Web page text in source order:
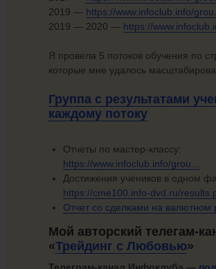
2019 — https://www.infoclub.info/grou...
2019 — 2020 — https://
Я провела 5 потоков обучения по
которые мне удалось
Группа с результатами
каждому потоку
Отчеты по мастер-классу:
https://www.infoclub.info/grou...
Достижения учеников в одном
https://cme100.info-dvd.ru/
Отчет со сделками на валютном
Мой авторский телегам-
«Трейдинг с Любовью»
Телеграм-канал Инфоклуба —